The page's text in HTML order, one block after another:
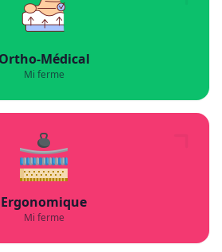
Ortho-Médical
Mi ferme
Ergonomique
Mi ferme